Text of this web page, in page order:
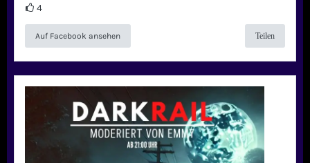
4
Auf Facebook ansehen Teilen